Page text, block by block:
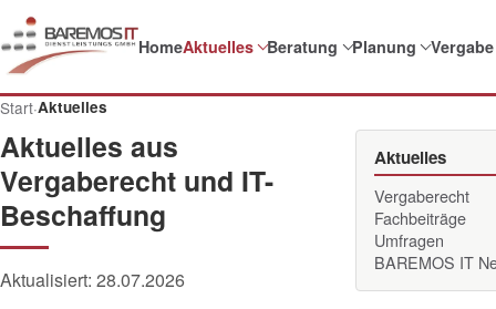
HomeAktuelles Beratung Planung Vergabe
Start·Aktuelles
Aktuelles aus
Vergaberecht und IT-
Beschaffung
Aktualisiert: 28.07.2026
Aktuelles
Vergaberecht
Fachbeiträge
Umfragen
BAREMOS IT